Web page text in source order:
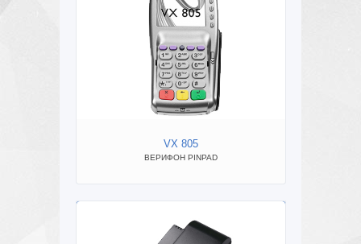
VX 805
ВЕРИФОН PINPAD